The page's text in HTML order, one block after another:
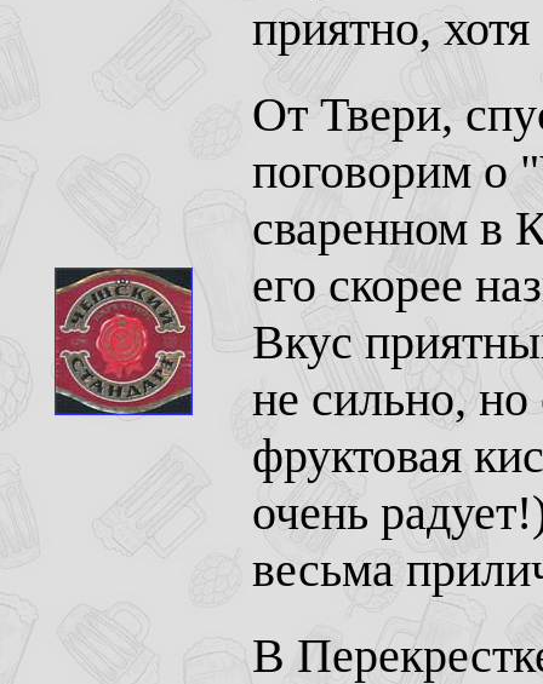
приятно,
От Твери,
поговорим о
сваренном в
его скорее
Вкус
не сильно, но
фруктовая
очень
весьма
В